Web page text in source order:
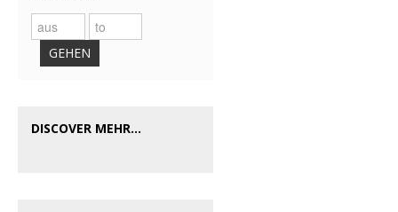
GEHEN
DISCOVER MEHR...